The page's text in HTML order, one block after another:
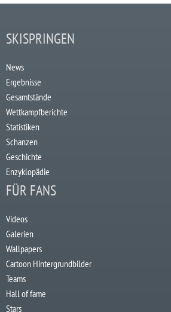
SKISPRINGEN
News
Ergebnisse
Gesamtstände
Wettkampfberichte
Statistiken
Schanzen
Geschichte
Enzyklopädie
FÜR FANS
Videos
Galerien
Wallpapers
Cartoon Hintergrundbilder
Teams
Hall of fame
Stars